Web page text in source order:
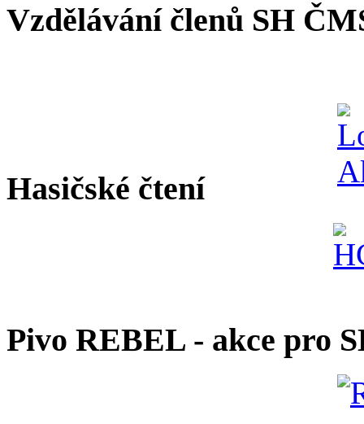
Vzdělávání členů SH
Hasičské čtení
Pivo REBEL - akce pro